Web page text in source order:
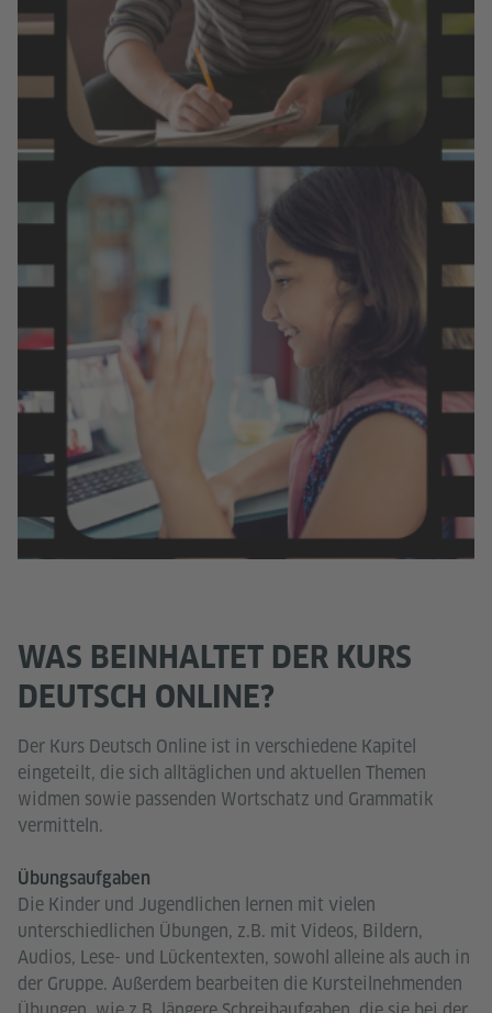
WAS BEINHALTET DER KURS
DEUTSCH ONLINE?
Der Kurs Deutsch Online ist in verschiedene Kapitel
eingeteilt, die sich alltäglichen und aktuellen Themen
widmen sowie passenden Wortschatz und Grammatik
vermitteln.
Übungsaufgaben
Die Kinder und Jugendlichen lernen mit vielen
unterschiedlichen Übungen, z.B. mit Videos, Bildern,
Audios, Lese- und Lückentexten, sowohl alleine als auch in
der Gruppe. Außerdem bearbeiten die Kursteilnehmenden